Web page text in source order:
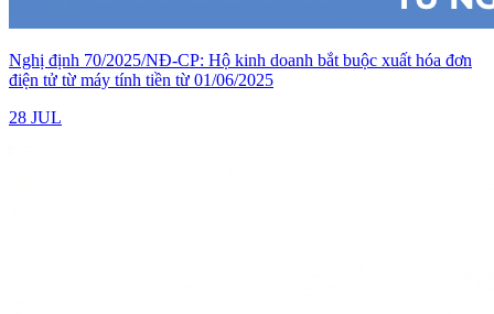
Nghị định 70/2025/NĐ-CP: Hộ kinh doanh bắt buộc xuất hóa đơn
điện tử từ máy tính tiền từ 01/06/2025
28 JUL